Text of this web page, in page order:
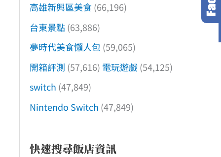
高雄新興區美食 (66,196)
台東景點(63,886)
夢時代美食懶人包(59,065)
開箱評測 (57,616) 電玩遊戲(54,125)
switch (47,849)
Nintendo Switch (47,849)
快速搜尋飯店資訊